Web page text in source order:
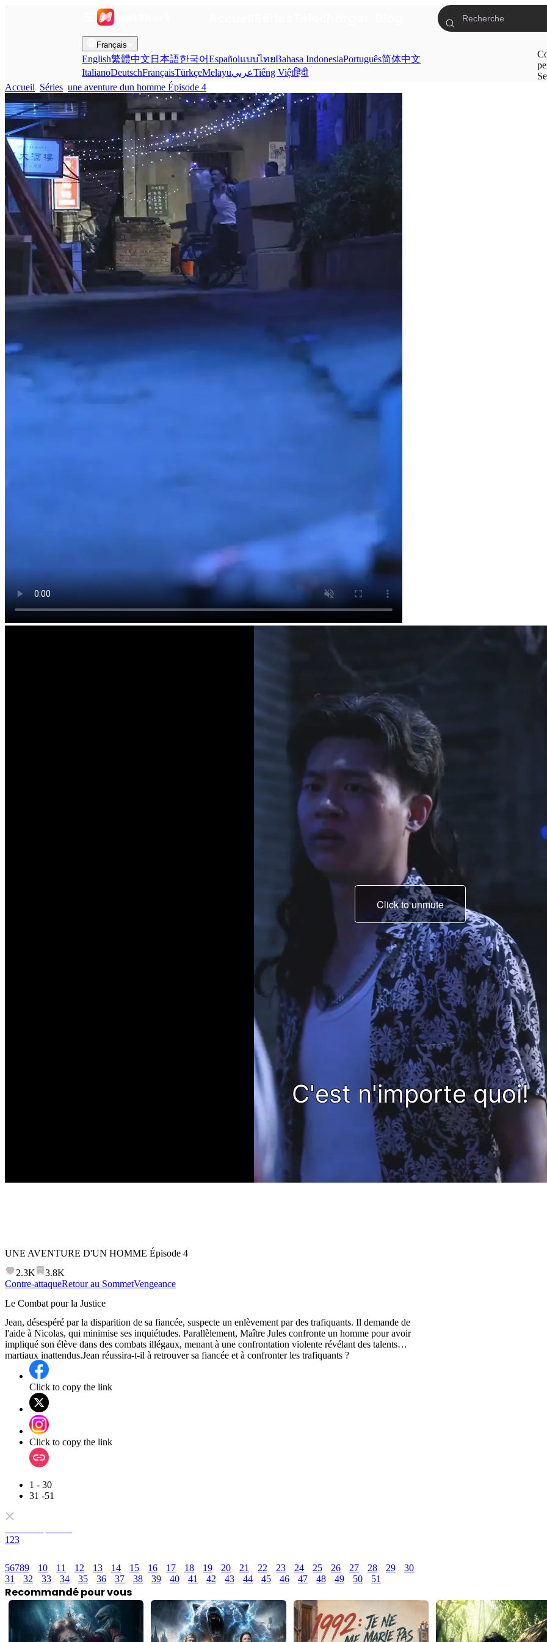
Français
English繁體中文 日本語한국어EspañolแบบไทยBahasa IndonesiaPortuguês简体中文
ItalianoDeutschFrançaisTürkçeMelayuعربيTiếng Việtहिंदी
Accueil Séries une aventure dun homme Épisode 4
Click to unmute
Elle n'est pas une
comme ça!
UNE AVENTURE D'UN HOMME Épisode 4
2.3K
3.8K
Contre-attaqueRetour au SommetVengeance
Le Combat pour la Justice
Jean, désespéré par la disparition de sa fiancée, suspecte un enlèvement par des trafiquants. Il demande de
l'aide à Nicolas, qui minimise ses inquiétudes. Parallèlement, Maître Jules confronte un homme pour avoir
impliqué son élève dans des combats illégaux, menant à une confrontation violente révélant des talents
martiaux inattendus.Jean réussira-t-il à retrouver sa fiancée et à confronter les trafiquants ?
Click to copy the link
Click to copy the link
1 - 30
31 -51
1 23
56789 10 11 12 13 14 15 16 17 18 19 20 21 22 23 24 25 26 27 28 29
30
31
32 33 34 35 36 37 38 39 40 41 42 43 44 45 46 47 48 49 50 51
Recommandé pour vous